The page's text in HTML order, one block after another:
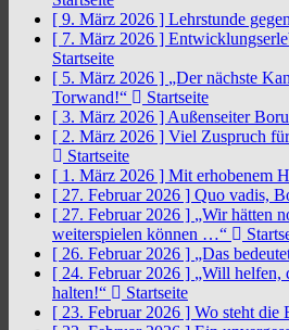
[ 9. März 2026 ] Lehrstunde
[ 7. März 2026 ]
Startseite
[ 5. März 2026 ] „Der nächste
Torwand!“
Startseite
[ 3. März 2026 ] Außenseiter
[ 2. März 2026 ] Viel Zuspruch
Startseite
[ 1. März 2026 ] Mit erhobenem
[ 27. Februar 2026 ] Quo vadis,
[ 27. Februar 2026 ] „Wir hätten
weiterspielen können …“
[ 26. Februar 2026 ] „Das
[ 24. Februar 2026 ] „Will helfen,
halten!“
Startseite
[ 23. Februar 2026 ] Wo steht die